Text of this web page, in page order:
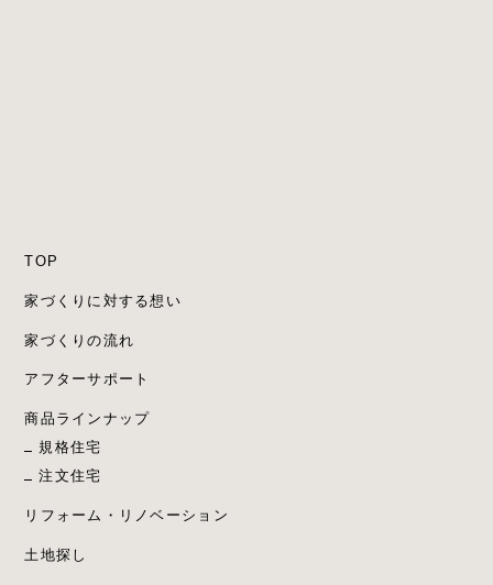
TOP
家づくりに対する想い
家づくりの流れ
アフターサポート
商品ラインナップ
規格住宅
注文住宅
リフォーム・リノベーション
土地探し